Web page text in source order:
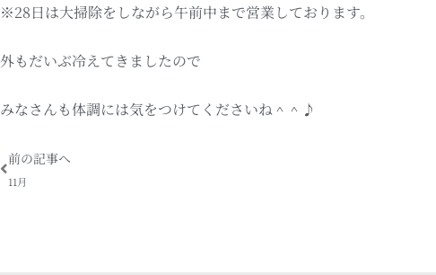
※28日は大掃除をしながら午前中まで営業しております。
外もだいぶ冷えてきましたので
みなさんも体調には気をつけてくださいね＾＾♪
Prev
前の記事へ
11月